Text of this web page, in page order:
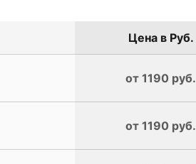
Цена в Руб.
от 1190 руб.
от 1190 руб.